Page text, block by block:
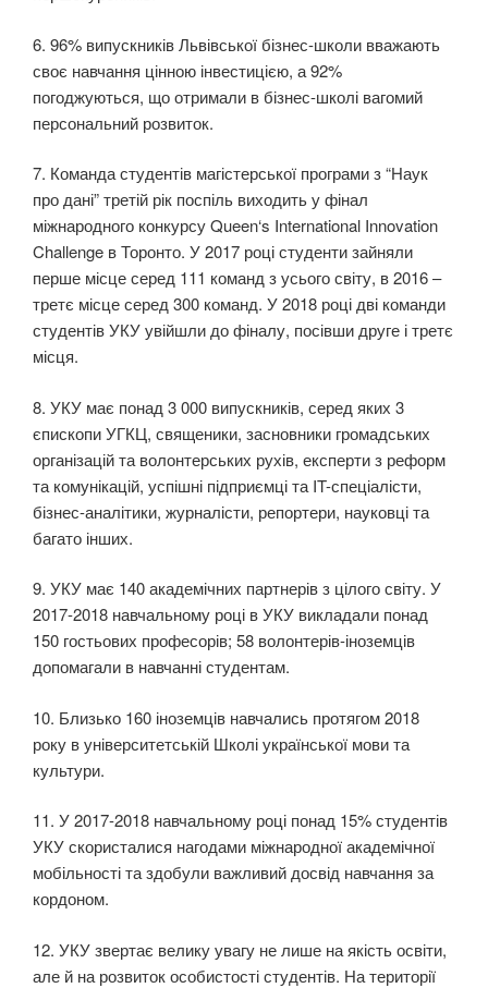
6. 96% випускників Львівської бізнес-школи вважають
своє навчання цінною інвестицією, а 92%
погоджуються, що отримали в бізнес-школі вагомий
персональний розвиток.
7. Команда студентів магістерської програми з “Наук
про дані” третій рік поспіль виходить у фінал
міжнародного конкурсу Queen‘s International Innovation
Challenge в Торонто. У 2017 році студенти зайняли
перше місце серед 111 команд з усього світу, в 2016 –
третє місце серед 300 команд. У 2018 році дві команди
студентів УКУ увійшли до фіналу, посівши друге і третє
місця.
8. УКУ має понад 3 000 випускників, серед яких 3
єпископи УГКЦ, священики, засновники громадських
організацій та волонтерських рухів, експерти з реформ
та комунікацій, успішні підприємці та IT-спеціалісти,
бізнес-аналітики, журналісти, репортери, науковці та
багато інших.
9. УКУ має 140 академічних партнерів з цілого світу. У
2017-2018 навчальному році в УКУ викладали понад
150 гостьових професорів; 58 волонтерів-іноземців
допомагали в навчанні студентам.
10. Близько 160 іноземців навчались протягом 2018
року в університетській Школі української мови та
культури.
11. У 2017-2018 навчальному році понад 15% студентів
УКУ скористалися нагодами міжнародної академічної
мобільності та здобули важливий досвід навчання за
кордоном.
12. УКУ звертає велику увагу не лише на якість освіти,
але й на розвиток особистості студентів. На території